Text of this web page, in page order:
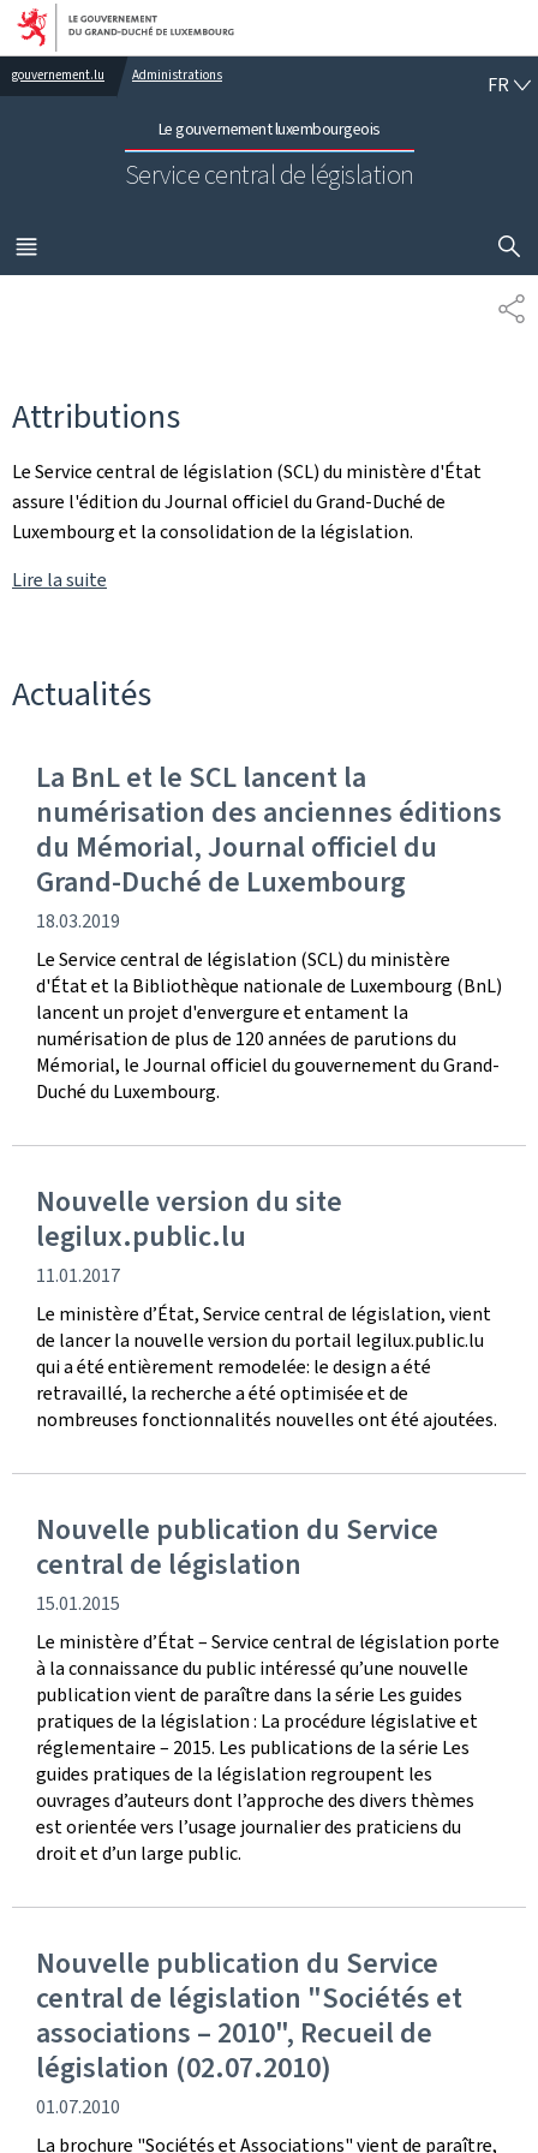
Aller au menu principal
Aller au contenu
gouvernement.lu Administrations
Le gouvernement luxembourgeois
Service central de législation
FR
MENU
PRINCIPAL
Attributions
Le Service central de législation (SCL) du ministère d'État
assure l'édition du Journal officiel du Grand-Duché de
Luxembourg et la consolidation de la législation.
Lire la suite
Actualités
La BnL et le SCL lancent la
numérisation des anciennes éditions
du Mémorial, Journal officiel du
Grand-Duché de Luxembourg
date
de
publication
18.03.2019
Le Service central de législation (SCL) du ministère
d'État et la Bibliothèque nationale de Luxembourg (BnL)
lancent un projet d'envergure et entament la
numérisation de plus de 120 années de parutions du
Mémorial, le Journal officiel du gouvernement du Grand-
Duché du Luxembourg.
Nouvelle version du site
legilux.public.lu
date
de
publication
11.01.2017
Le ministère d’État, Service central de législation, vient
de lancer la nouvelle version du portail legilux.public.lu
qui a été entièrement remodelée: le design a été
retravaillé, la recherche a été optimisée et de
nombreuses fonctionnalités nouvelles ont été ajoutées.
Nouvelle publication du Service
central de législation
date
de
publication
15.01.2015
Le ministère d’État – Service central de législation porte
à la connaissance du public intéressé qu’une nouvelle
publication vient de paraître dans la série Les guides
pratiques de la législation : La procédure législative et
réglementaire – 2015. Les publications de la série Les
guides pratiques de la législation regroupent les
ouvrages d’auteurs dont l’approche des divers thèmes
est orientée vers l’usage journalier des praticiens du
droit et d’un large public.
Nouvelle publication du Service
central de législation "Sociétés et
associations – 2010", Recueil de
législation (02.07.2010)
date
de
01.07.2010
La brochure "Sociétés et Associations" vient de paraître,